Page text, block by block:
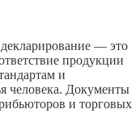
— это
продукции
и
человека. Документы
и торговых